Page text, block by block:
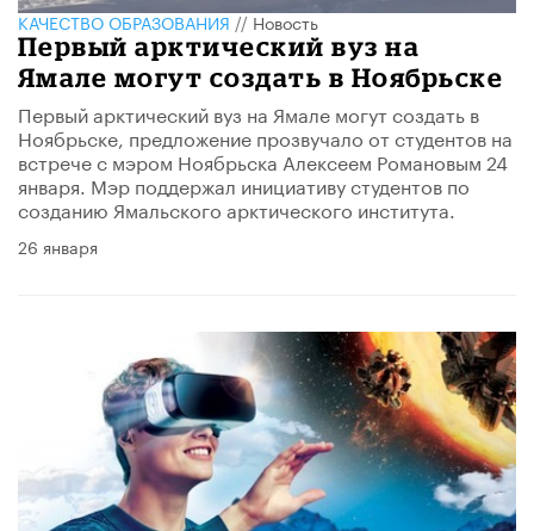
КАЧЕСТВО ОБРАЗОВАНИЯ//Новость
Первый арктический вуз на
Ямале могут создать в Ноябрьске
Первый арктический вуз на Ямале могут создать в
Ноябрьске, предложение прозвучало от студентов на
встрече с мэром Ноябрьска Алексеем Романовым 24
января. Мэр поддержал инициативу студентов по
созданию Ямальского арктического института.
26 января